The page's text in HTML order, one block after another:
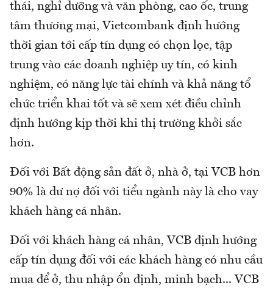
thái, nghỉ dưỡng và văn phòng, cao ốc, trung
tâm thương mại, Vietcombank định hướng
thời gian tới cấp tín dụng có chọn lọc, tập
trung vào các doanh nghiệp uy tín, có kinh
nghiệm, có năng lực tài chính và khả năng tổ
chức triển khai tốt và sẽ xem xét điều chỉnh
định hướng kịp thời khi thị trường khởi sắc
hơn.
Đối với Bất động sản đất ở, nhà ở, tại VCB hơn
90% là dư nợ đối với tiểu ngành này là cho vay
khách hàng cá nhân.
Đối với khách hàng cá nhân, VCB định hướng
cấp tín dụng đối với các khách hàng có nhu cầu
mua để ở, thu nhập ổn định, minh bạch... VCB